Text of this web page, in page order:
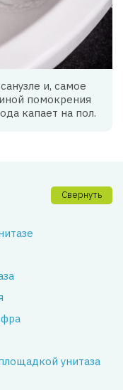
и, самое
помокрения
капает на пол.
Свернуть
унитаза